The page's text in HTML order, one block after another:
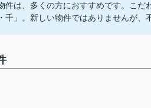
件は、多くの方におすすめです。こ
」。新しい物件ではありませんが、